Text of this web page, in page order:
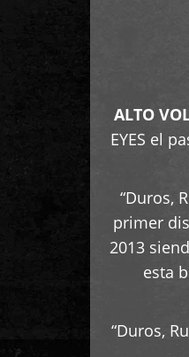
ALTO
EYES el
“Duros,
primer
2013
esta
“Duros,